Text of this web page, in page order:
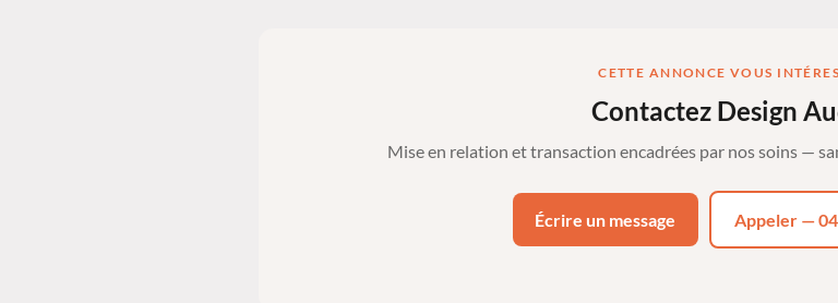
CETTE ANNONCE VOUS
Contactez Design
Mise en relation et transaction encadrées par nos soins —
Écrire un message Appeler —